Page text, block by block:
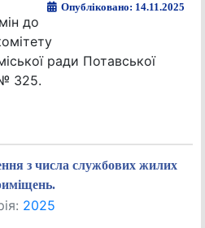
Опубліковано: 14.11.2025
до
ради Потавської
№ 325.
з числа службових жилих
2025